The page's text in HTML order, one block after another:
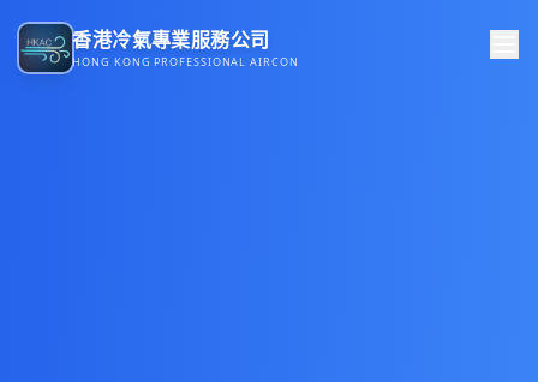
香港冷氣專業服務公司
HONG KONG PROFESSIONAL AIRCON